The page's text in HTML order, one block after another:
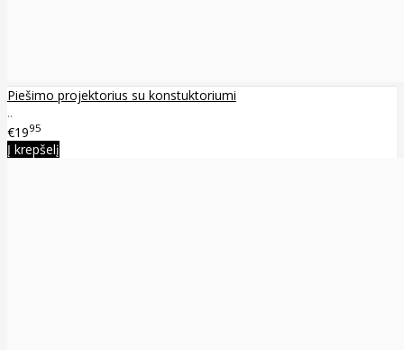
Piešimo projektorius su konstuktoriumi
..
€1995
Į krepšelį